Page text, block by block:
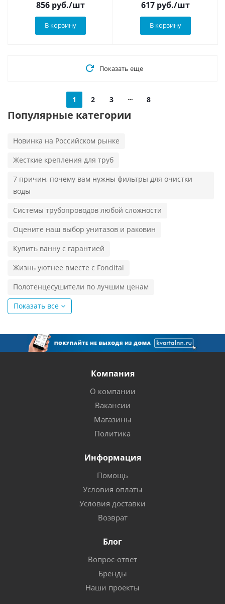
856 руб./шт
В корзину
617 руб./шт
В корзину
Показать еще
1 2 3 8
Популярные категории
Новинка на Российском рынке
Жесткие крепления для труб
7 причин, почему вам нужны фильтры для очистки
воды
Системы трубопроводов любой сложности
Оцените наш выбор унитазов и раковин
Купить ванну с гарантией
Жизнь уютнее вместе с Fondital
Полотенцесушители по лучшим ценам
Показать все
Компания
О компании
Вакансии
Магазины
Политика
Информация
Помощь
Условия оплаты
Условия доставки
Возврат
Блог
Вопрос-ответ
Бренды
Наши проекты